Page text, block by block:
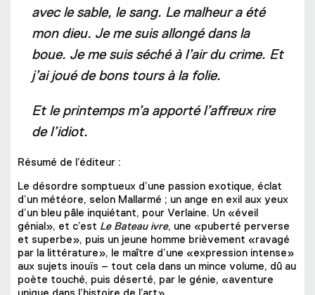
avec le sable, le sang. Le malheur a été
mon dieu. Je me suis allongé dans la
boue. Je me suis séché à l’air du crime. Et
j’ai joué de bons tours à la folie.
Et le printemps m’a apporté l’affreux rire
de l’idiot.
Résumé de l’éditeur :
Le désordre somptueux d’une passion exotique, éclat
d’un météore, selon Mallarmé ; un ange en exil aux yeux
d’un bleu pâle inquiétant, pour Verlaine. Un «éveil
génial», et c’est Le Bateau ivre, une «puberté perverse
et superbe», puis un jeune homme brièvement «ravagé
par la littérature», le maître d’une «expression intense»
aux sujets inouïs – tout cela dans un mince volume, dû au
poète touché, puis déserté, par le génie, «aventure